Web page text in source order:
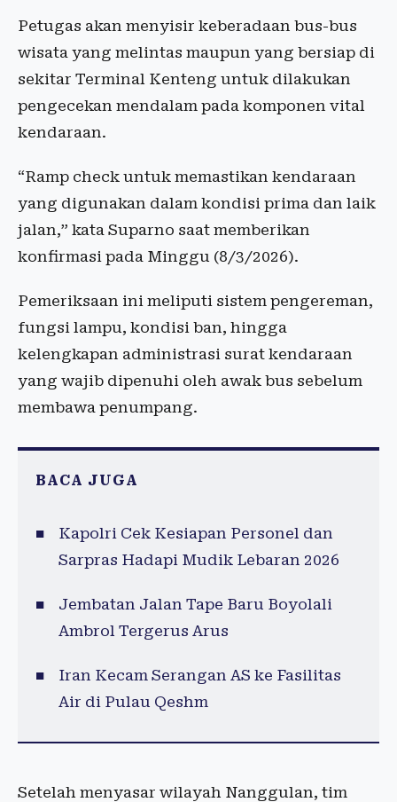
Petugas akan menyisir keberadaan bus-bus
wisata yang melintas maupun yang bersiap di
sekitar Terminal Kenteng untuk dilakukan
pengecekan mendalam pada komponen vital
kendaraan.
“Ramp check untuk memastikan kendaraan
yang digunakan dalam kondisi prima dan laik
jalan,” kata Suparno saat memberikan
konfirmasi pada Minggu (8/3/2026).
Pemeriksaan ini meliputi sistem pengereman,
fungsi lampu, kondisi ban, hingga
kelengkapan administrasi surat kendaraan
yang wajib dipenuhi oleh awak bus sebelum
membawa penumpang.
BACA JUGA
Kapolri Cek Kesiapan Personel dan
Sarpras Hadapi Mudik Lebaran 2026
Jembatan Jalan Tape Baru Boyolali
Ambrol Tergerus Arus
Iran Kecam Serangan AS ke Fasilitas
Air di Pulau Qeshm
Setelah menyasar wilayah Nanggulan, tim